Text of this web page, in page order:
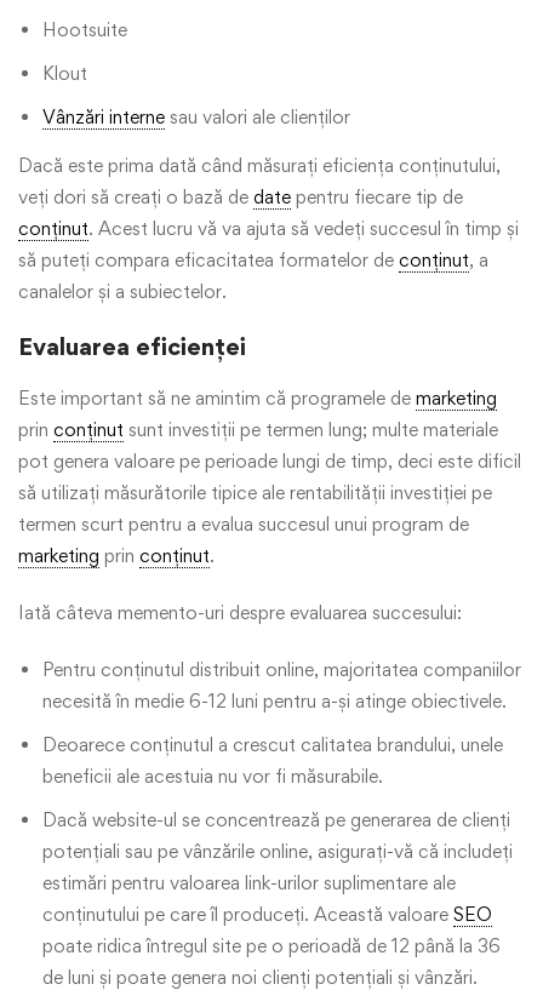
Hootsuite
Klout
Vânzări interne sau valori ale clienților
Dacă este prima dată când măsurați eficiența conținutului,
veți dori să creați o bază de date pentru fiecare tip de
conținut. Acest lucru vă va ajuta să vedeți succesul în timp și
să puteți compara eficacitatea formatelor de conținut, a
canalelor și a subiectelor.
Evaluarea eficienței
Este important să ne amintim că programele de marketing
prin conținut sunt investiții pe termen lung; multe materiale
pot genera valoare pe perioade lungi de timp, deci este dificil
să utilizați măsurătorile tipice ale rentabilității investiției pe
termen scurt pentru a evalua succesul unui program de
marketing prin conținut.
Iată câteva memento-uri despre evaluarea succesului:
Pentru conținutul distribuit online, majoritatea companiilor
necesită în medie 6-12 luni pentru a-și atinge obiectivele.
Deoarece conținutul a crescut calitatea brandului, unele
beneficii ale acestuia nu vor fi măsurabile.
Dacă website-ul se concentrează pe generarea de clienți
potențiali sau pe vânzările online, asigurați-vă că includeți
estimări pentru valoarea link-urilor suplimentare ale
conținutului pe care îl produceți. Această valoare SEO
poate ridica întregul site pe o perioadă de 12 până la 36
de luni și poate genera noi clienți potențiali și vânzări.